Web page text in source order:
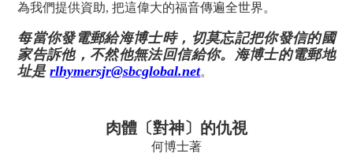
為我們提供資助, 把這偉大的福音傳遍全世界。
每當你發電郵給海博士時，切莫忘記把你發信的國
家告訴他，不然他無法回信給你。海博士的電郵地
址是rlhymersjr@sbcglobal.net。
肉體〔對神〕的仇視
何博士著